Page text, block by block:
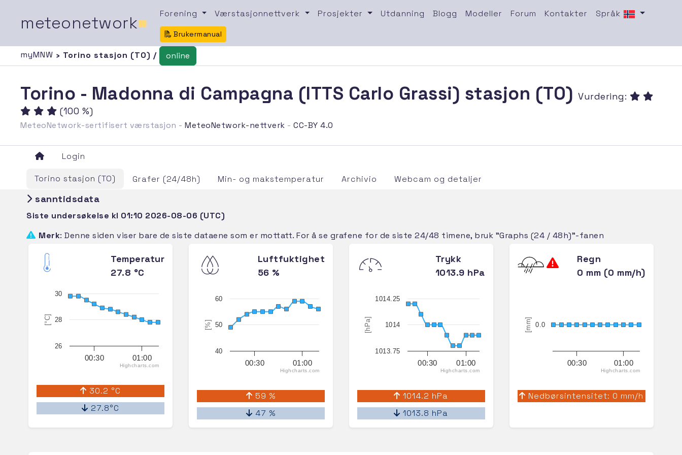
meteonetwork■ Forening Værstasjonnettverk Prosjekter Utdanning Blogg Modeller Forum Kontakter Språk
Brukermanual
myMNW › Torino stasjon (TO) / online
Torino - Madonna di Campagna (ITTS Carlo Grassi) stasjon (TO)Vurdering:
(100 %)
MeteoNetwork-sertifisert værstasjon -MeteoNetwork-nettverk -CC-BY 4.0
Login
Torino stasjon (TO) Grafer (24/48h) Min- og makstemperatur Archivio Webcam og detaljer
sanntidsdata
Siste undersøkelse kl 01:10 2026-08-06 (UTC)
Merk: Denne siden viser bare de siste dataene som er mottatt. For å se grafene for de siste 24/48 timene, bruk "Graphs (24 / 48h)"-fanen
Temperatur
27.8 °C
[°C]
01:00
00:30
26
28
30
Highcharts.com
30.2 °C
27.8°C
Luftfuktighet
56 %
[%]
01:00
00:30
40
50
60
Highcharts.com
59 %
47 %
Trykk
1013.9 hPa
[hPa]
01:00
00:30
1013.75
1014
1014.25
Highcharts.com
1014.2 hPa
1013.8 hPa
Regn
0 mm (0 mm/h)
[mm]
01:00
00:30
0.0
Highcharts.com
Nedbørsintensitet: 0 mm/h